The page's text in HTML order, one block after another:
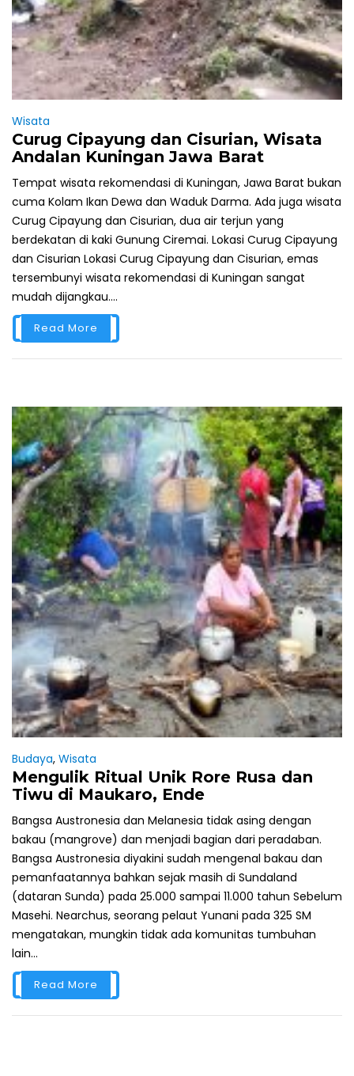
Wisata
Curug Cipayung dan Cisurian, Wisata
Andalan Kuningan Jawa Barat
Tempat wisata rekomendasi di Kuningan, Jawa Barat bukan
cuma Kolam Ikan Dewa dan Waduk Darma. Ada juga wisata
Curug Cipayung dan Cisurian, dua air terjun yang
berdekatan di kaki Gunung Ciremai. Lokasi Curug Cipayung
dan Cisurian Lokasi Curug Cipayung dan Cisurian, emas
tersembunyi wisata rekomendasi di Kuningan sangat
mudah dijangkau....
Read More
Budaya, Wisata
Mengulik Ritual Unik Rore Rusa dan
Tiwu di Maukaro, Ende
Bangsa Austronesia dan Melanesia tidak asing dengan
bakau (mangrove) dan menjadi bagian dari peradaban.
Bangsa Austronesia diyakini sudah mengenal bakau dan
pemanfaatannya bahkan sejak masih di Sundaland
(dataran Sunda) pada 25.000 sampai 11.000 tahun Sebelum
Masehi. Nearchus, seorang pelaut Yunani pada 325 SM
mengatakan, mungkin tidak ada komunitas tumbuhan
lain...
Read More